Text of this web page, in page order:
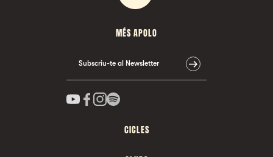
MÉS APOLO
Subscriu-te al Newsletter
CICLES